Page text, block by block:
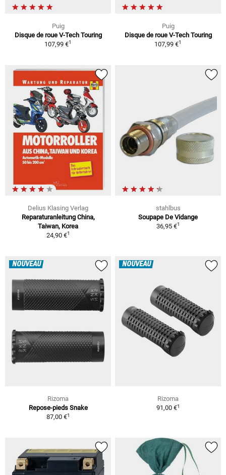
Puig
Disque de roue V-Tech Touring
107,99 €1
Puig
Disque de roue V-Tech Touring
107,99 €1
Delius Klasing Verlag
Reparaturanleitung China,
Taiwan, Korea
24,90 €1
stahlbus
Soupape De Vidange
36,95 €1
NOUVEAU
Rizoma
Repose-pieds Snake
87,00 €1
NOUVEAU
Rizoma
91,00 €1